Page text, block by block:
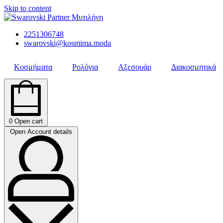
Skip to content
2251306748
swarovski@kosmima.moda
Κοσμήματα Ρολόγια Αξεσουάρ Διακοσμητικά
0 Open cart
Open Account details